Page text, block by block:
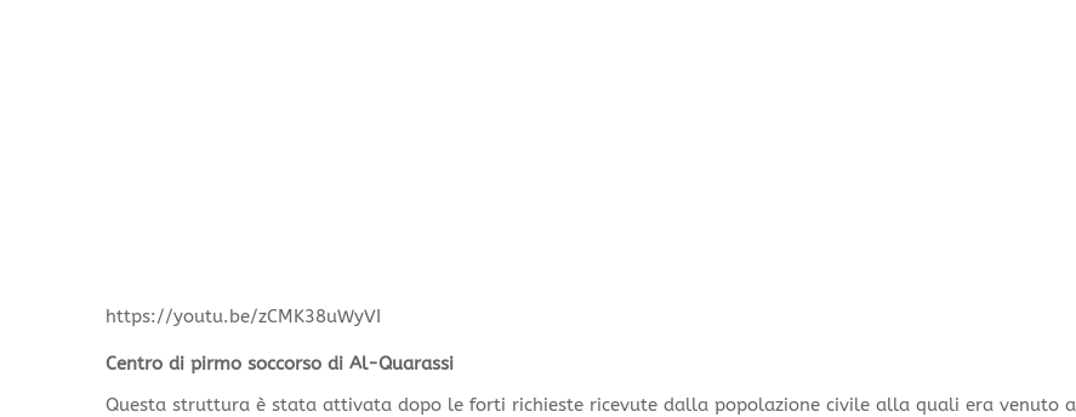
https://youtu.be/zCMK38uWyVI
Centro di pirmo soccorso di Al-Quarassi
Questa struttura è stata attivata dopo le forti richieste ricevute dalla popolazione civile alla quali era venuto